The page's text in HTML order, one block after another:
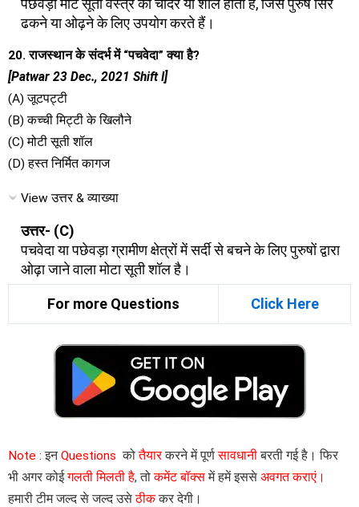
ढकने या ओढ़ने के लिए उपयोग करते हैं।
20. राजस्थान के संदर्भ में “पचवेदा” क्या है?
[Patwar 23 Dec., 2021 Shift I]
(A) जूटपट्टी
(B) कच्ची मिट्टी के खिलौने
(C) मोटी सूती शॉल
(D) हस्त निर्मित कागज
View उत्तर & व्याख्या
उत्तर- (C)
पचवेदा या पछेवड़ा ग्रामीण क्षेत्रों में सर्दी से बचने के लिए पुरुषों द्वारा
ओढ़ा जाने वाला मोटा सूती शॉल है।
For more Questions Click Here
Note : इनQuestions कोतैयारकरने में पूर्णसावधानीबरती गई है। फिर
भी अगर कोईगलती मिलती है, तोकमेंट बॉक्समें हमें इससे अवगत कराएं।
हमारी टीम जल्द से जल्द उसेठीककर देगी।